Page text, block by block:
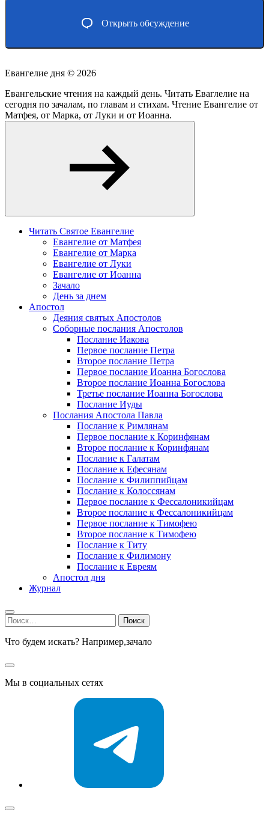
Открыть обсуждение
Евангелие дня © 2026
Евангельские чтения на каждый день. Читать Еваглелие на
сегодня по зачалам, по главам и стихам. Чтение Евангелие от
Матфея, от Марка, от Луки и от Иоанна.
Читать Святое Евангелие
Евангелие от Матфея
Евангелие от Марка
Евангелие от Луки
Евангелие от Иоанна
Зачало
День за днем
Апостол
Деяния святых Апостолов
Соборные послания Апостолов
Послание Иакова
Первое послание Петра
Второе послание Петра
Первое послание Иоанна Богослова
Второе послание Иоанна Богослова
Третье послание Иоанна Богослова
Послание Иуды
Послания Апостола Павла
Послание к Римлянам
Первое послание к Коринфянам
Второе послание к Коринфянам
Послание к Галатам
Послание к Ефесянам
Послание к Филиппийцам
Послание к Колоссянам
Первое послание к Фессалоникийцам
Второе послание к Фессалоникийцам
Первое послание к Тимофею
Второе послание к Тимофею
Послание к Титу
Послание к Филимону
Послание к Евреям
Апостол дня
Журнал
Найти:
Что будем искать? Например,зачало
Мы в социальных сетях